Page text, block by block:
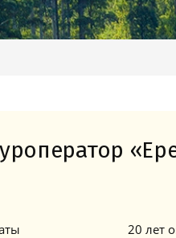
20 лет